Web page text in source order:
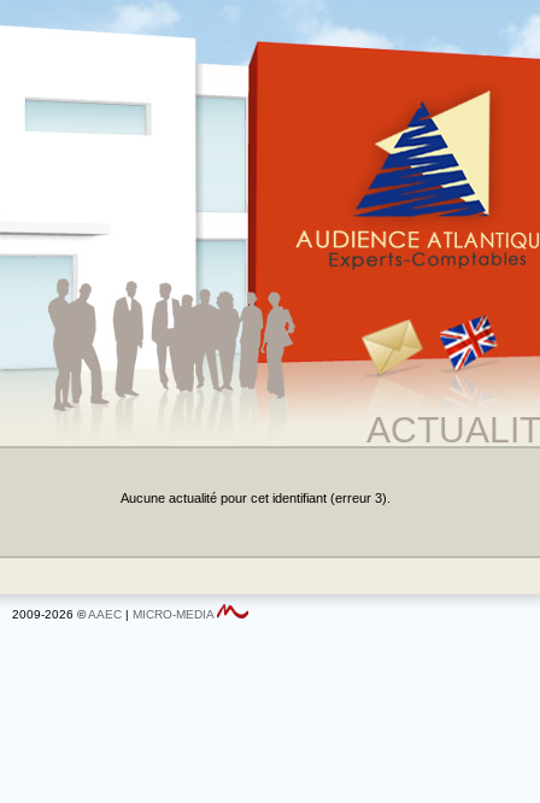
Aucune actualité pour cet identifiant (erreur 3).
2009-2026 ©AAEC | MICRO-MEDIA